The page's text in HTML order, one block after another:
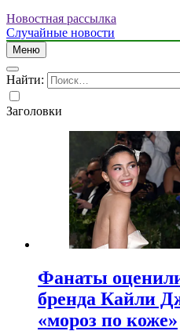
Новостная рассылка
Случайные новости
Меню
Найти:
Заголовки
Фанаты
бренда Кайли
«мороз по коже»